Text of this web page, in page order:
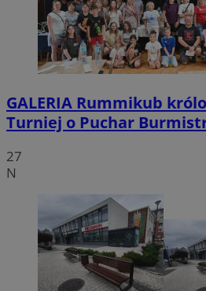
GALERIA Rummikub
Turniej o Puchar
27
N